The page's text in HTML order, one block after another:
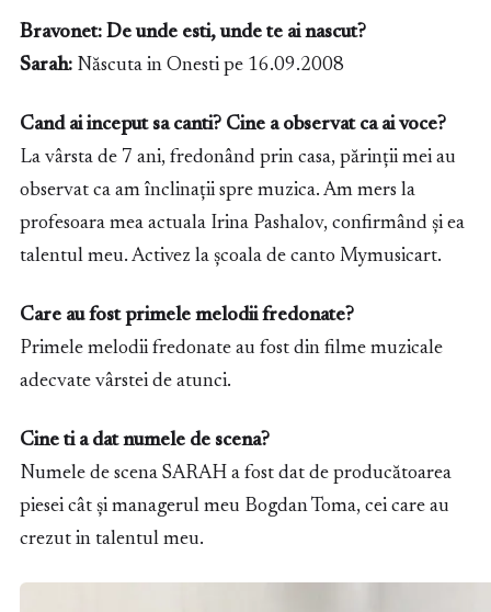
Bravonet: De unde esti, unde te ai nascut?
Sarah: Născuta in Onesti pe 16.09.2008
Cand ai inceput sa canti? Cine a observat ca ai voce?
La vârsta de 7 ani, fredonând prin casa, părinții mei au
observat ca am înclinații spre muzica. Am mers la
profesoara mea actuala Irina Pashalov, confirmând și ea
talentul meu. Activez la școala de canto Mymusicart.
Care au fost primele melodii fredonate?
Primele melodii fredonate au fost din filme muzicale
adecvate vârstei de atunci.
Cine ti a dat numele de scena?
Numele de scena SARAH a fost dat de producătoarea
piesei cât și managerul meu Bogdan Toma, cei care au
crezut in talentul meu.